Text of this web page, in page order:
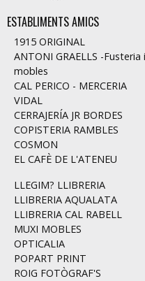
ESTABLIMENTS AMICS
1915 ORIGINAL
ANTONI GRAELLS -Fusteria i
mobles
CAL PERICO - MERCERIA
VIDAL
CERRAJERÍA JR BORDES
COPISTERIA RAMBLES
COSMON
EL CAFÈ DE L'ATENEU
LLEGIM? LLIBRERIA
LLIBRERIA AQUALATA
LLIBRERIA CAL RABELL
MUXI MOBLES
OPTICALIA
POPART PRINT
ROIG FOTÒGRAF'S